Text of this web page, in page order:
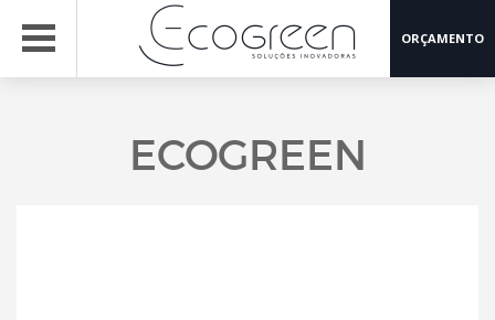
ORÇAMENTO
ECOGREEN